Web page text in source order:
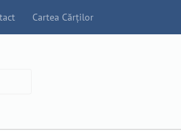
Cartea Cărților